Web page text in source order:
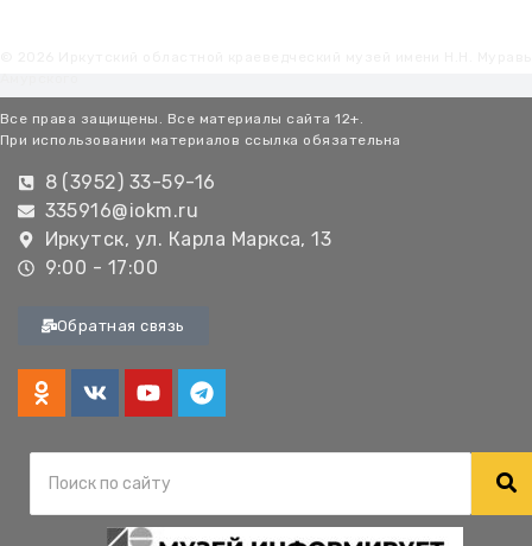
Все права защищены. Все материалы сайта 12+.
При использовании материалов ссылка обязательна
8 (3952) 33-59-16
335916@iokm.ru
Иркутск, ул. Карла Маркса, 13
9:00 - 17:00
Обратная связь